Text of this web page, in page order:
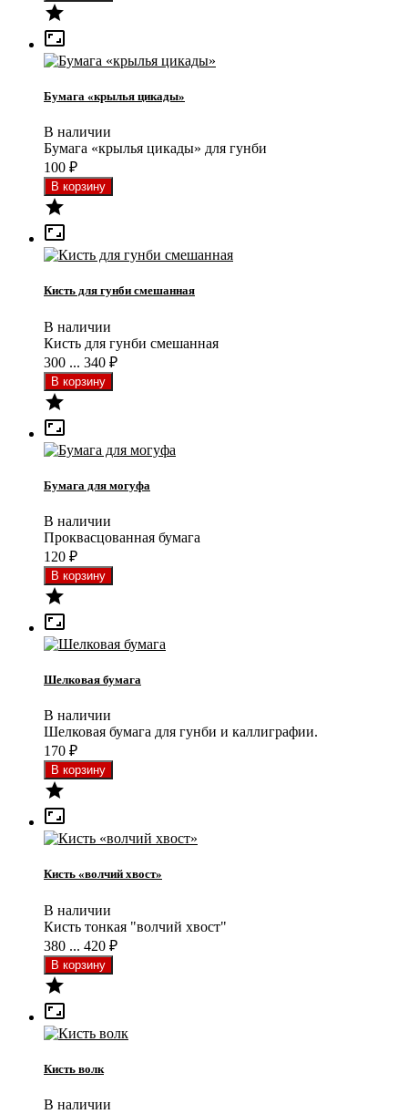


Бумага «крылья цикады»
В наличии
Бумага «крылья цикады» для гунби
100 ₽


Кисть для гунби смешанная
В наличии
Кисть для гунби смешанная
300 ... 340 ₽


Бумага для могуфа
В наличии
Проквасцованная бумага
120 ₽


Шелковая бумага
В наличии
Шелковая бумага для гунби и каллиграфии.
170 ₽


Кисть «волчий хвост»
В наличии
Кисть тонкая "волчий хвост"
380 ... 420 ₽


Кисть волк
В наличии